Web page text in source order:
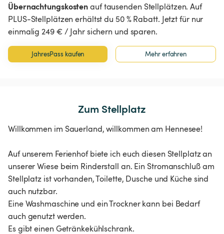
Übernachtungskostenauf tausenden Stellplätzen. Auf
PLUS-Stellplätzen erhältst du 50 % Rabatt. Jetzt für nur
einmalig 249 € / Jahr sichern und sparen.
JahresPass kaufen Mehr erfahren
Zum Stellplatz
Willkommen im Sauerland, willkommen am Hennesee!
Auf unserem Ferienhof biete ich euch diesen Stellplatz an
unserer Wiese beim Rinderstall an. Ein Stromanschluß am
Stellplatz ist vorhanden, Toilette, Dusche und Küche sind
auch nutzbar.
Eine Washmaschine und ein Trockner kann bei Bedarf
auch genutzt werden.
Es gibt einen Getränkekühlschrank.